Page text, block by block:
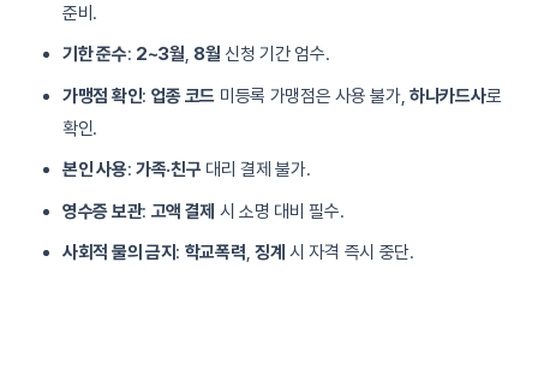
준비.
기한 준수: 2~3월, 8월 신청 기간 엄수.
가맹점 확인: 업종 코드 미등록 가맹점은 사용 불가,하나카드사로
확인.
본인 사용: 가족·친구대리 결제 불가.
영수증 보관: 고액 결제 시 소명 대비 필수.
사회적 물의 금지 : 학교폭력, 징계 시 자격 즉시 중단.